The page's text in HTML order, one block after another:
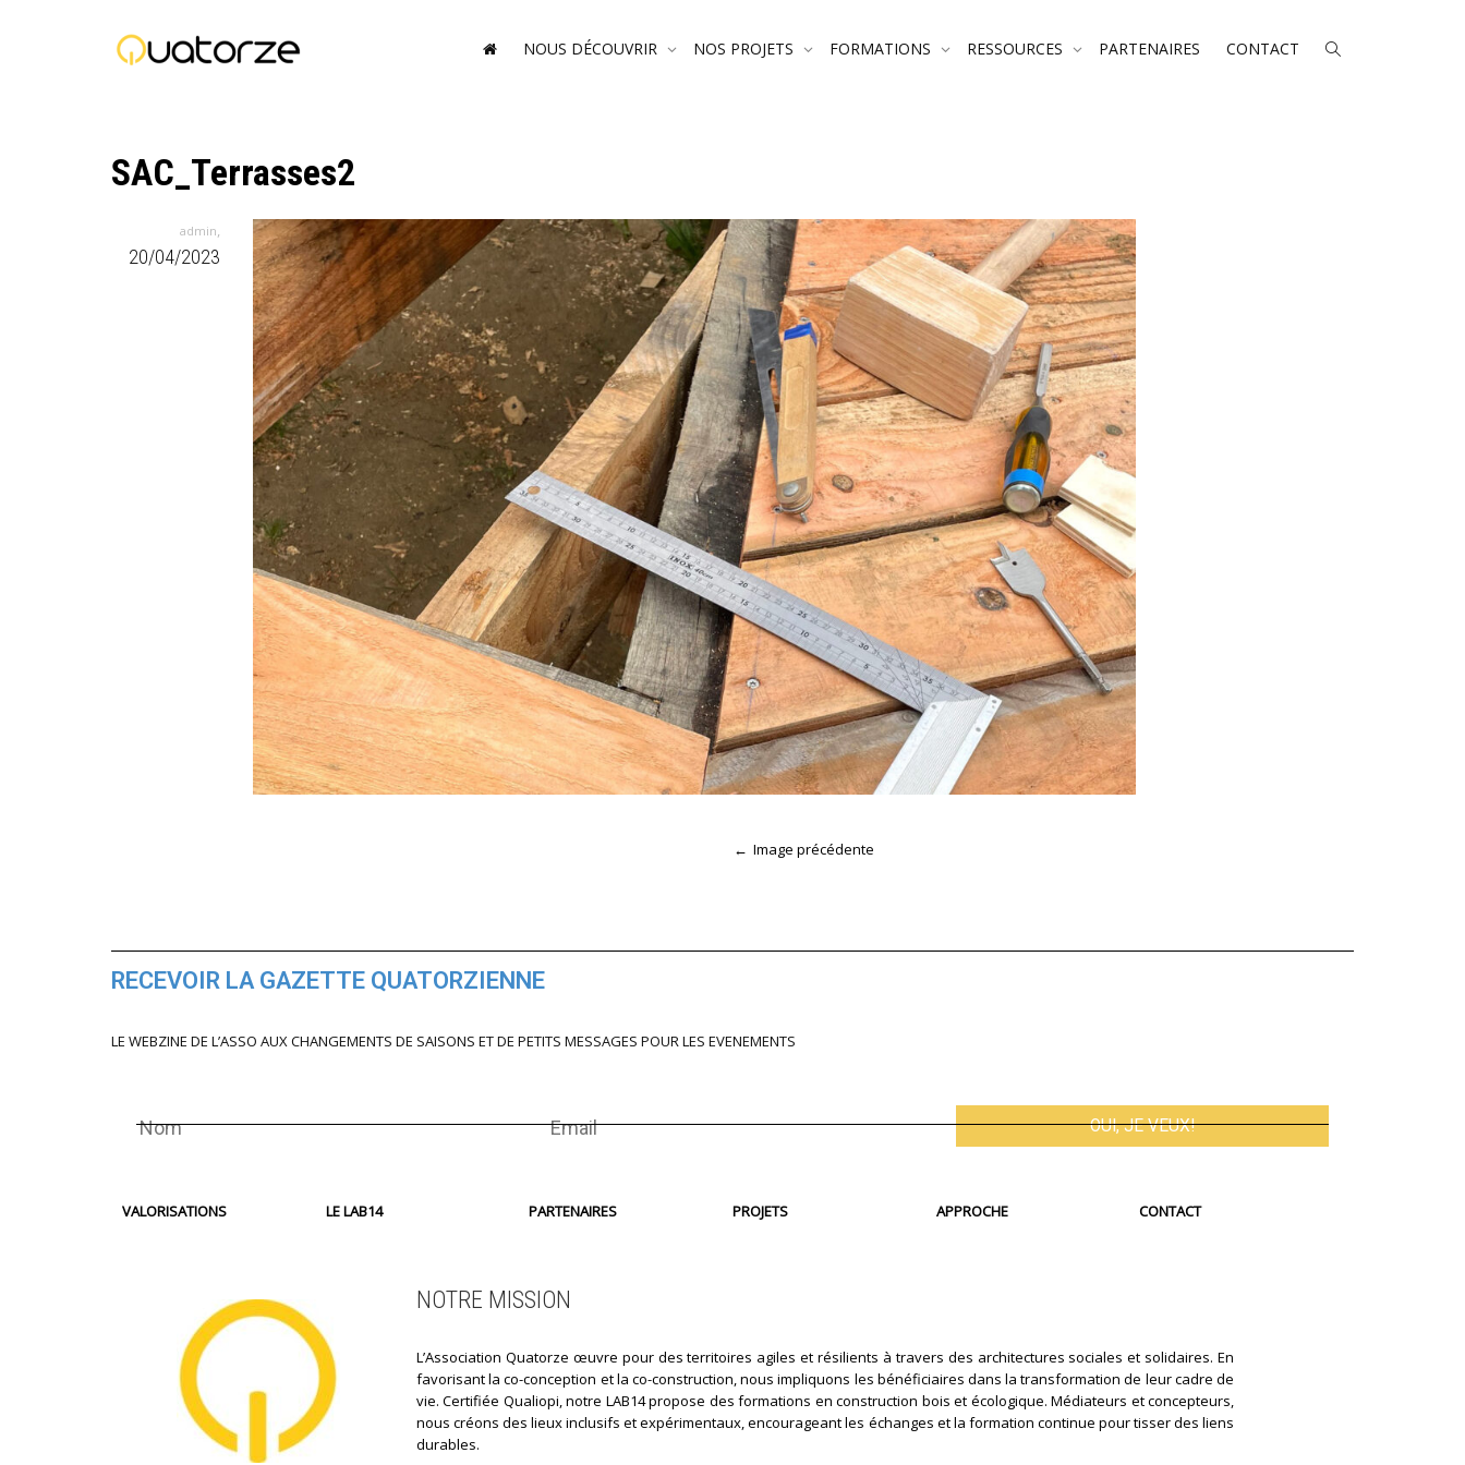
NOUS DÉCOUVRIR NOS PROJETS FORMATIONS RESSOURCES PARTENAIRES CONTACT
SAC_Terrasses2
admin,
20/04/2023
Image précédente
RECEVOIR LA GAZETTE QUATORZIENNE
LE WEBZINE DE L’ASSO AUX CHANGEMENTS DE SAISONS ET DE PETITS MESSAGES POUR LES EVENEMENTS
VALORISATIONS LE LAB14 PARTENAIRES PROJETS APPROCHE CONTACT
NOTRE MISSION
L’Association Quatorze œuvre pour des territoires agiles et résilients à travers des architectures sociales et solidaires. En
favorisant la co-conception et la co-construction, nous impliquons les bénéficiaires dans la transformation de leur cadre de
vie. Certifiée Qualiopi, notre LAB14 propose des formations en construction bois et écologique. Médiateurs et concepteurs,
nous créons des lieux inclusifs et expérimentaux, encourageant les échanges et la formation continue pour tisser des liens
durables.